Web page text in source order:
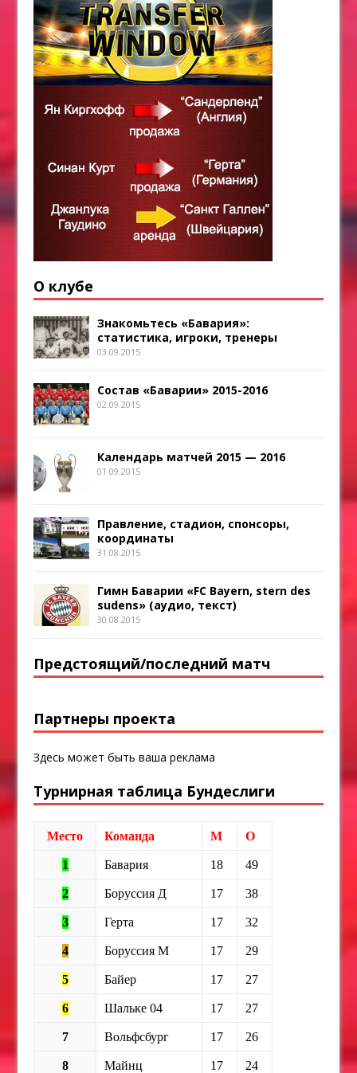
О клубе
Знакомьтесь «Бавария»:
статистика, игроки, тренеры
03.09.2015
Состав «Баварии» 2015-2016
02.09.2015
Календарь матчей 2015 — 2016
01.09.2015
Правление, стадион, спонсоры,
координаты
31.08.2015
Гимн Баварии «FC Bayern, stern des
sudens» (аудио, текст)
30.08.2015
Предстоящий/последний матч
Партнеры проекта
Здесь может быть ваша реклама
Турнирная таблица Бундеслиги
Место Команда М О
1 Бавария 18 49
2 Боруссия Д 17 38
3 Герта 17 32
4 Боруссия М 17 29
5 Байер 17 27
6 Шальке 04 17 27
7 Вольфсбург 17 26
8 Майнц 17 24